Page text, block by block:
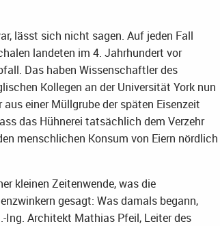
lässt sich nicht sagen. Auf jeden Fall
landeten im 4. Jahrhundert vor
Das haben Wissenschaftler des
Kollegen an der Universität York nun
einer Müllgrube der späten Eisenzeit
das Hühnerei tatsächlich dem Verzehr
menschlichen Konsum von Eiern nördlich
kleinen Zeitenwende, was die
gesagt: Was damals begann,
Ing. Architekt Mathias Pfeil, Leiter des